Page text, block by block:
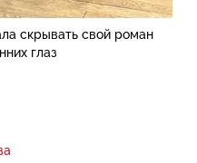
скрывать свой роман
глаз